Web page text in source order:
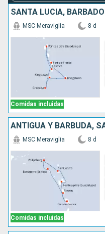
Comidas incluidas
MSC Meraviglia 8 d
Comidas incluidas
MSC Meraviglia 8 d